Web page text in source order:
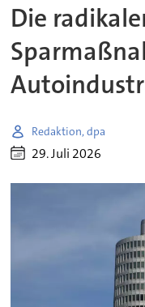
Die
Redaktion, dpa
29. Juli 2026